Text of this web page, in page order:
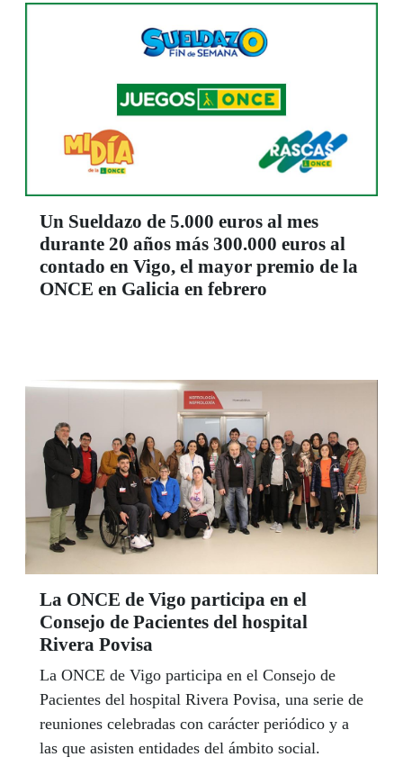
Un Sueldazo de 5.000 euros al mes
durante 20 años más 300.000 euros al
contado en Vigo, el mayor premio de la
ONCE en Galicia en febrero
La ONCE de Vigo participa en el
Consejo de Pacientes del hospital
Rivera Povisa
La ONCE de Vigo participa en el Consejo de
Pacientes del hospital Rivera Povisa, una serie de
reuniones celebradas con carácter periódico y a
las que asisten entidades del ámbito social.